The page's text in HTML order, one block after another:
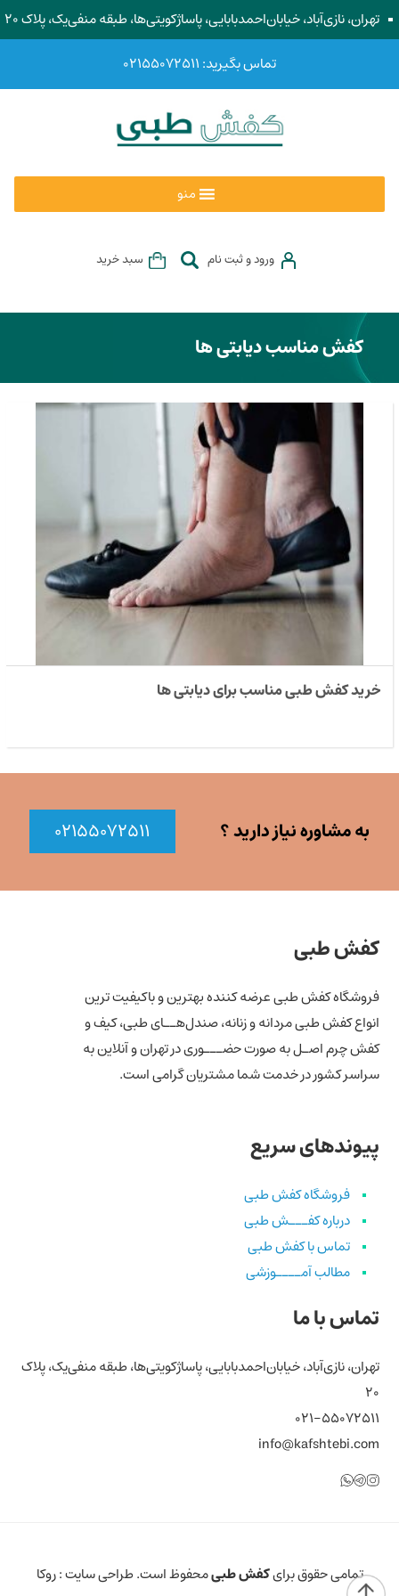
تهران، نازی‌آباد، خیابان‌احمد‌بابایی، پاساژ‌کویتی‌ها، طبقه منفی‌یک، پلاک ۲۰
تماس بگیرید: ۰۲۱۵۵۰۷۲۵۱۱
منو
ورود و ثبت نام سبد خرید
کفش مناسب دیابتی ها
خرید کفش طبی مناسب برای دیابتی ها
به مشاوره نیاز دارید ؟ ۰۲۱۵۵۰۷۲۵۱۱
کفش طبی
فروشگاه کفش طبی عرضه کننده بهترین و باکیفیت ترین
انواع کفش‌ طبی مردانه و زنانه، صندل‌هــای طبی، کیف و
کفش چرم اصـل به صورت حضـــوری در تهران و آنلاین به
سراسر کشور در خدمت شما مشتریان گرامی است.
پیوندهای سریع
فروشگاه کفش طبی
درباره کفـــش طبی
تماس با کفش طبی
مطالب آمــــوزشی
تماس با ما
تهران، نازی‌آباد، خیابان‌احمد‌بابایی، پاساژ‌کویتی‌ها، طبقه منفی‌یک، پلاک
۲۰
۰۲۱-۵۵۰۷۲۵۱۱
info@kafshtebi.com
اینستاگرام
تلگرام
تمامی حقوق برایکفش طبیمحفوظ است. طراحی سایت :روکا